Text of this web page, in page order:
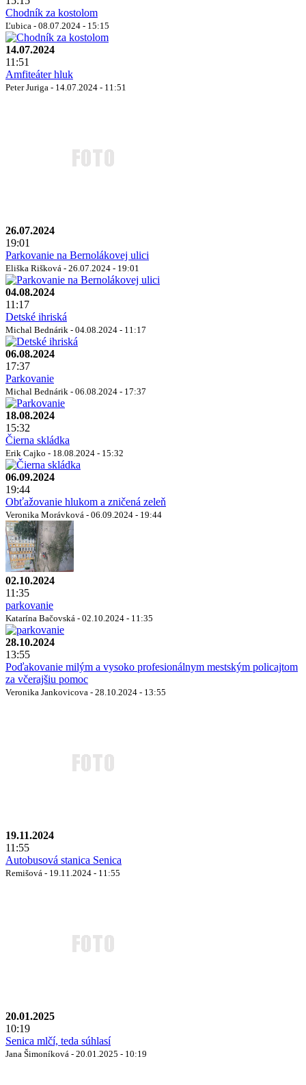
Chodník za kostolom
Ľubica - 08.07.2024 - 15:15
14.07.2024
11:51
Amfiteáter hluk
Peter Juriga - 14.07.2024 - 11:51
26.07.2024
19:01
Parkovanie na Bernolákovej ulici
Eliška Rišková - 26.07.2024 - 19:01
04.08.2024
11:17
Detské ihriská
Michal Bednárik - 04.08.2024 - 11:17
06.08.2024
17:37
Parkovanie
Michal Bednárik - 06.08.2024 - 17:37
18.08.2024
15:32
Čierna skládka
Erik Cajko - 18.08.2024 - 15:32
06.09.2024
19:44
Obťažovanie hlukom a zničená zeleň
Veronika Morávková - 06.09.2024 - 19:44
02.10.2024
11:35
parkovanie
Katarína Bačovská - 02.10.2024 - 11:35
28.10.2024
13:55
Poďakovanie milým a vysoko profesionálnym mestským policajtom
za včerajšiu pomoc
Veronika Jankovicova - 28.10.2024 - 13:55
19.11.2024
11:55
Autobusová stanica Senica
Remišová - 19.11.2024 - 11:55
20.01.2025
10:19
Senica mlčí, teda súhlasí
Jana Šimoníková - 20.01.2025 - 10:19